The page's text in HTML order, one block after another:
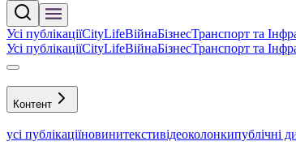
Усі публікаціїCityLifeВійнаБізнесТранспорт та
Усі публікаціїCityLifeВійнаБізнесТранспорт та
Контент
усі публікаціїновинитекстивідеоколонкипублічні